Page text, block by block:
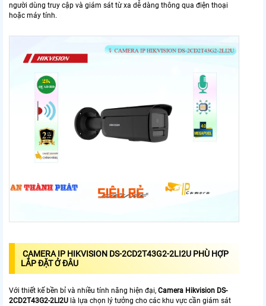
người dùng truy cập và giám sát từ xa dễ dàng thông qua điện thoại
hoặc máy tính.
CAMERA IP HIKVISION DS-2CD2T43G2-2LI2U PHÙ HỢP
LẮP ĐẶT Ở ĐÂU
Với thiết kế bền bỉ và nhiều tính năng hiện đại, Camera Hikvision DS-
2CD2T43G2-2LI2U là lựa chọn lý tưởng cho các khu vực cần giám sát